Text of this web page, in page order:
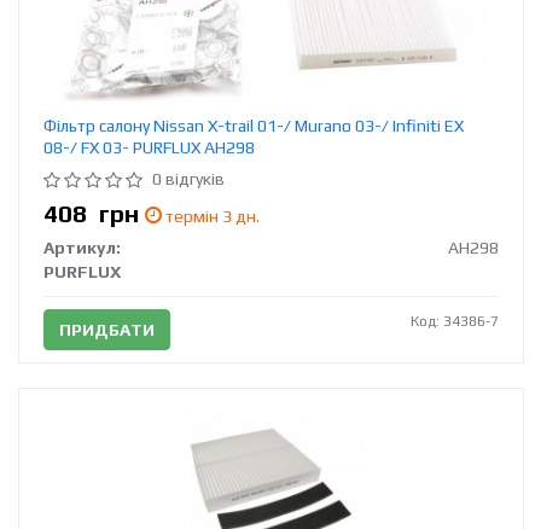
Фільтр салону Nissan X-trail 01-/ Murano 03-/ Infiniti EX
08-/ FX 03- PURFLUX AH298
0 відгуків
408 грн
термін 3 дн.
Артикул:
AH298
PURFLUX
ПРИДБАТИ Код: 34386-7